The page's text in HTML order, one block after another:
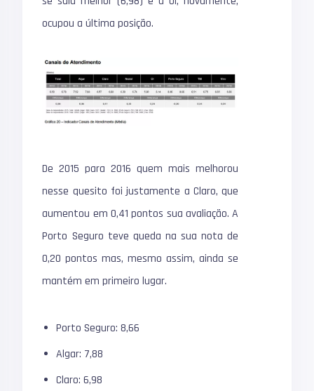
ocupou a última posição.
De 2015 para 2016 quem mais melhorou
nesse quesito foi justamente a Claro, que
aumentou em 0,41 pontos sua avaliação. A
Porto Seguro teve queda na sua nota de
0,20 pontos mas, mesmo assim, ainda se
mantém em primeiro lugar.
Porto Seguro: 8,66
Algar: 7,88
Claro: 6,98